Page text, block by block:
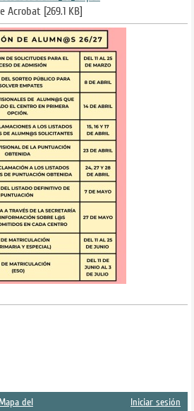
Acrobat [269.1 KB]
del
Iniciar sesión